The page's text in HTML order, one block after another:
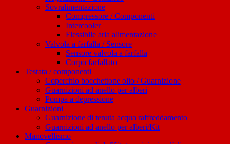
Sovralimentazione
Compressore / Componenti
Intercooler
Flessibile aria alimentazione
Valvola a farfalla / Sensore
Sensore valvola a farfalla
Corpo farfallato
Testata / componenti
Coperchio bocchettone olio / Guarnizione
Guarnizioni ad anello per alberi
Pompa a depressione
Guarnizioni
Guarnizione di tenuta acqua raffreddamento
Guarnizioni ad anello per alberi/Kit
Manovellismo